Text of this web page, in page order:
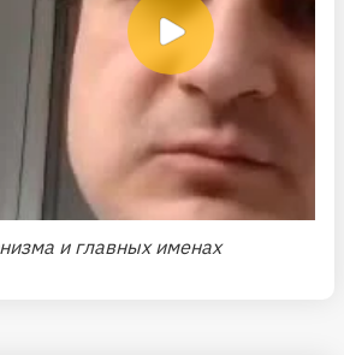
и главных именах